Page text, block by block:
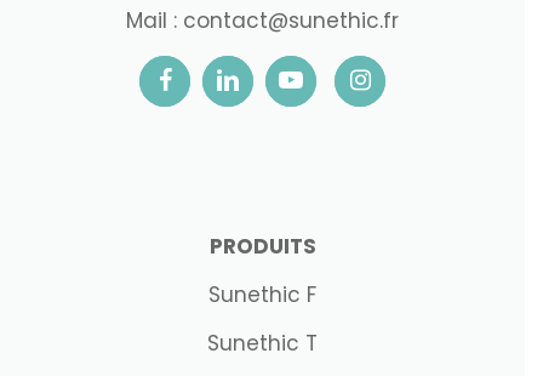
Mail : contact@sunethic.fr
PRODUITS
Sunethic F
Sunethic T